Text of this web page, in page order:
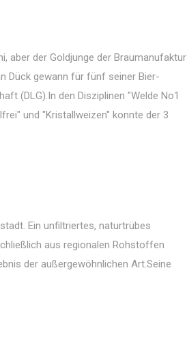
aber der Goldjunge der Braumanufaktur
Dück gewann für fünf seiner Bier-
(DLG).In den Disziplinen "Welde No1
und "Kristallweizen" konnte der 3
Ein unfiltriertes, naturtrübes
aus regionalen Rohstoffen
der außergewöhnlichen Art.Seine